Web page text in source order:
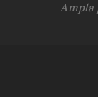
Ampla